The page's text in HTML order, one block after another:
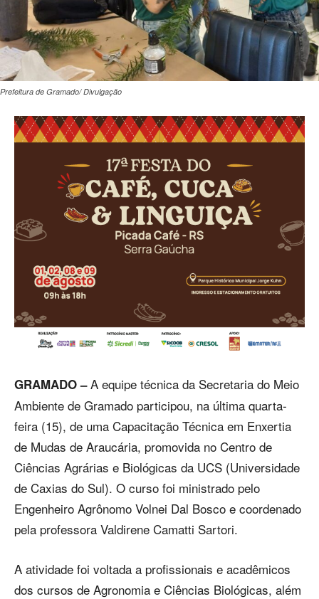
Prefeitura de Gramado/ Divulgação
GRAMADO –A equipe técnica da Secretaria do Meio
Ambiente de Gramado participou, na última quarta-
feira (15), de uma Capacitação Técnica em Enxertia
de Mudas de Araucária, promovida no Centro de
Ciências Agrárias e Biológicas da UCS (Universidade
de Caxias do Sul). O curso foi ministrado pelo
Engenheiro Agrônomo Volnei Dal Bosco e coordenado
pela professora Valdirene Camatti Sartori.
A atividade foi voltada a profissionais e acadêmicos
dos cursos de Agronomia e Ciências Biológicas, além